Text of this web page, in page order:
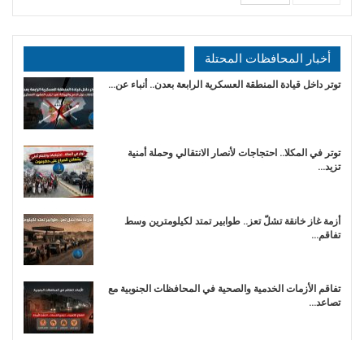
أخبار المحافظات المحتلة
توتر داخل قيادة المنطقة العسكرية الرابعة بعدن.. أنباء عن…
توتر في المكلا.. احتجاجات لأنصار الانتقالي وحملة أمنية
تزيد…
أزمة غاز خانقة تشلّ تعز.. طوابير تمتد لكيلومترين وسط
تفاقم…
تفاقم الأزمات الخدمية والصحية في المحافظات الجنوبية مع
تصاعد…